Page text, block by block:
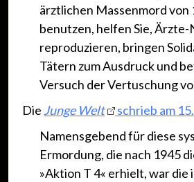
ärztlichen Massenmord von
benutzen, helfen Sie,
reproduzieren, bringen
Tätern zum Ausdruck und
Versuch der Vertuschung
DieJunge Welt
schrieb am
Namensgebend für diese
Ermordung, die nach 1945
»Aktion T 4« erhielt, war die